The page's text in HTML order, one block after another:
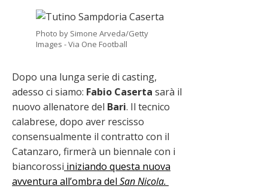
Photo by Simone Arveda/Getty
Images - Via One Football
Dopo una lunga serie di casting,
adesso ci siamo: Fabio Caserta sarà il
nuovo allenatore del Bari. Il tecnico
calabrese, dopo aver rescisso
consensualmente il contratto con il
Catanzaro, firmerà un biennale con i
biancorossi iniziando questa nuova
avventura all’ombra del San Nicola.